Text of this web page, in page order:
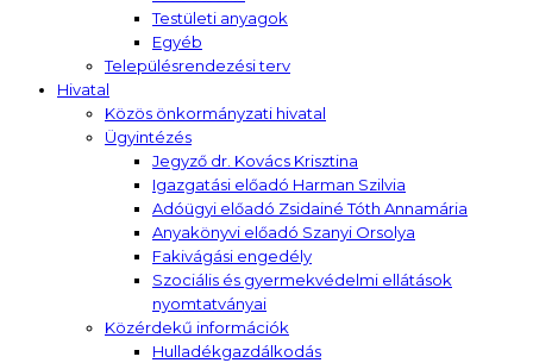
Testületi anyagok
Egyéb
Településrendezési terv
Hivatal
Közös önkormányzati hivatal
Ügyintézés
Jegyző dr. Kovács Krisztina
Igazgatási előadó Harman Szilvia
Adóügyi előadó Zsidainé Tóth Annamária
Anyakönyvi előadó Szanyi Orsolya
Fakivágási engedély
Szociális és gyermekvédelmi ellátások
nyomtatványai
Közérdekű információk
Hulladékgazdálkodás